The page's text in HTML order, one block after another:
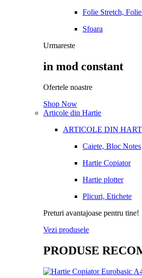
Folie Stretch,
Sfoara
Urmareste
in mod constant
Ofertele noastre
Shop Now
Articole din Hartie
ARTICOLE DIN
Caiete, Bloc Notes
Hartie Copiator
Hartie plotter
Plicuri, Etichete
Preturi avantajoase pentru tine!
Vezi produsele
PRODUSE